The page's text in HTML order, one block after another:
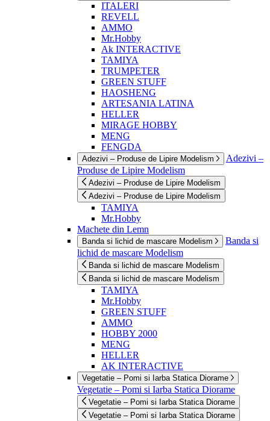
ITALERI
REVELL
AMMO
Mr.Hobby
Ak INTERACTIVE
TAMIYA
TRUMPETER
GREEN STUFF
HAOSHENG
ARTESANIA LATINA
HELLER
MIRAGE HOBBY
MENG
FENGDA
Adezivi – Produse de Lipire Modelism
Adezivi –
Produse de Lipire Modelism
Adezivi – Produse de Lipire Modelism
Adezivi – Produse de Lipire Modelism
TAMIYA
Mr.Hobby
Machete din Lemn
Banda si lichid de mascare Modelism
Banda si
lichid de mascare Modelism
Banda si lichid de mascare Modelism
Banda si lichid de mascare Modelism
TAMIYA
Mr.Hobby
GREEN STUFF
AMMO
HOBBY 2000
MENG
HELLER
AK INTERACTIVE
Vegetatie – Pomi si Iarba Statica Diorame
Vegetatie – Pomi si Iarba Statica Diorame
Vegetatie – Pomi si Iarba Statica Diorame
Vegetatie – Pomi si Iarba Statica Diorame